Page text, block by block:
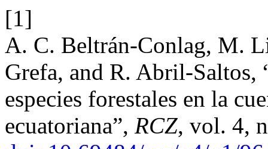
[1]
A. C. Beltrán-Conlag, M.
Grefa, and R. Abril-Saltos,
especies forestales en la
ecuatoriana”, RCZ, vol. 4,